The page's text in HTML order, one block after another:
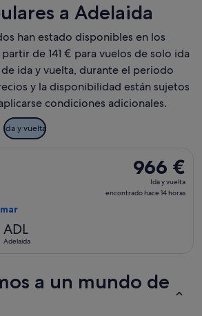
a Adelaida
han estado disponibles en los
de 141 € para vuelos de solo ida
ida y vuelta, durante el periodo
y la disponibilidad están sujetos
condiciones adicionales.
Ida y vuelta
966 €
Ida
y
966 €
Ida y vuelta
encontrado hace 14 horas
ADL
Adelaida
a un mundo de